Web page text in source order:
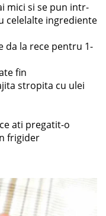
mici si se pun intr-
celelalte ingrediente
da la rece pentru 1-
fin
stropita cu ulei
ati pregatit-o
frigider